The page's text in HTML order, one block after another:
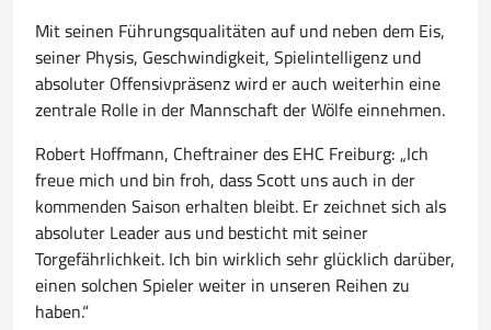
Mit seinen Führungsqualitäten auf und neben dem Eis,
seiner Physis, Geschwindigkeit, Spielintelligenz und
absoluter Offensivpräsenz wird er auch weiterhin eine
zentrale Rolle in der Mannschaft der Wölfe einnehmen.
Robert Hoffmann, Cheftrainer des EHC Freiburg: „Ich
freue mich und bin froh, dass Scott uns auch in der
kommenden Saison erhalten bleibt. Er zeichnet sich als
absoluter Leader aus und besticht mit seiner
Torgefährlichkeit. Ich bin wirklich sehr glücklich darüber,
einen solchen Spieler weiter in unseren Reihen zu
haben.“